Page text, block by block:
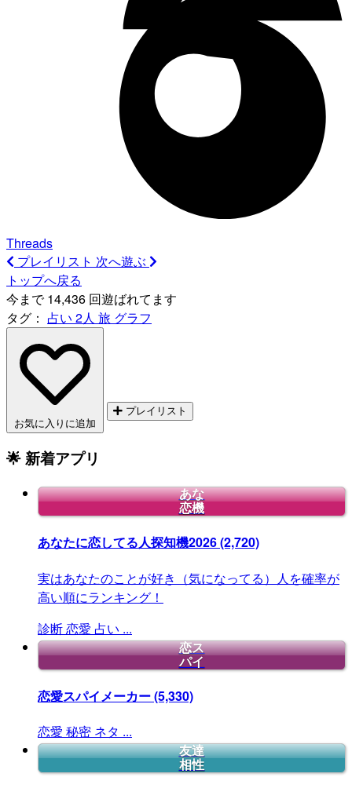
Threads
プレイリスト 次へ遊ぶ
トップへ戻る
今まで 14,436 回遊ばれてます
タグ： 占い 2人 旅 グラフ
お気に入りに追加
プレイリスト
🌟 新着アプリ
あな
恋機
あなたに恋してる人探知機2026(2,720)
実はあなたのことが好き（気になってる）人を確率が
高い順にランキング！
診断恋愛 占い ...
恋ス
パイ
恋愛スパイメーカー(5,330)
恋愛 秘密 ネタ ...
友達
相性